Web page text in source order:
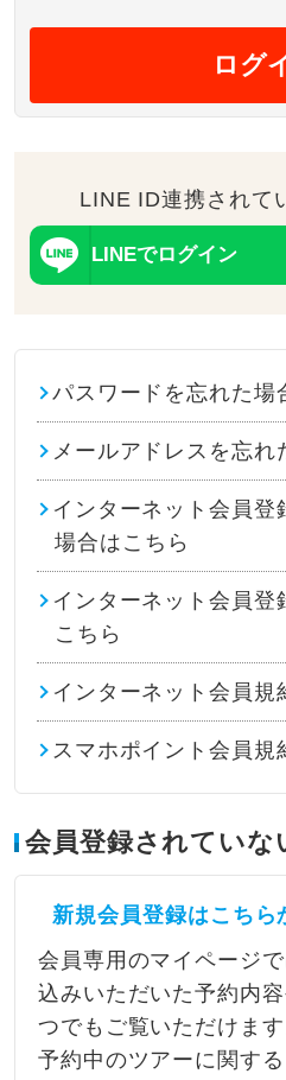
ログ
LINE ID連携されて
LINEでログイン
パスワードを忘れた場
メールアドレスを忘れ
インターネット会員登
場合はこちら
インターネット会員登
こちら
インターネット会員規
スマホポイント会員規
会員登録されていな
新規会員登録はこちら
会員専用のマイページ
込みいただいた予約内
つでもご覧いただけま
予約中のツアーに関す